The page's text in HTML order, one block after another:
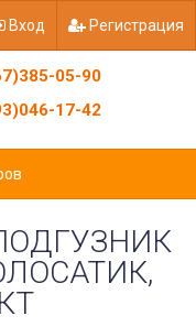
Вход Регистрация
05-90
17-42